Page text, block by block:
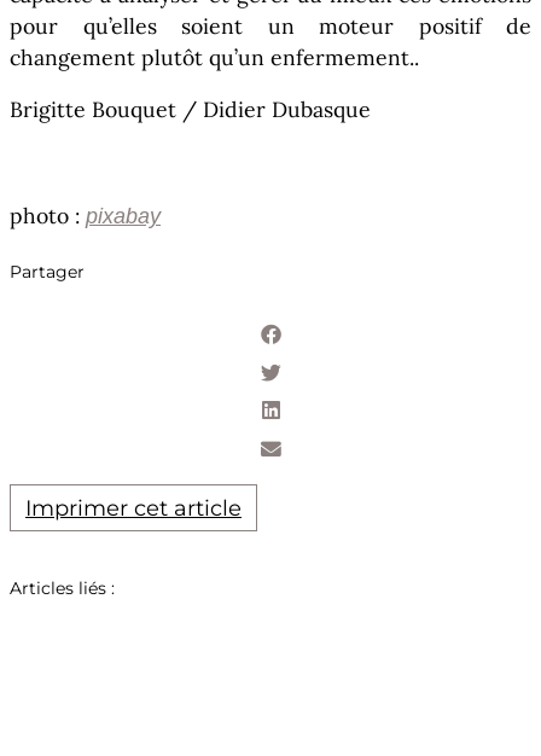
pour qu’elles soient un moteur positif de
changement plutôt qu’un enfermement..
Brigitte Bouquet / Didier Dubasque
photo : pixabay
Partager
Imprimer cet article
Articles liés :